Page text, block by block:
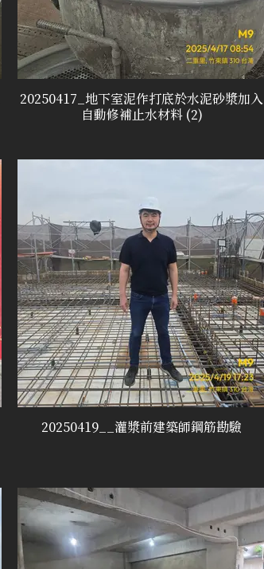
20250417_地下室泥作打底於水泥砂漿加入
自動修補止水材料 (2)
20250419__灌漿前建築師鋼筋勘驗